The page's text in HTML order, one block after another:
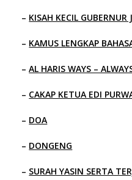
– KISAH KECIL GUBERNUR
– KAMUS LENGKAP
–AL HARIS WAYS –
– CAKAP KETUA EDI
– DOA
– DONGENG
– SURAH YASIN SERTA